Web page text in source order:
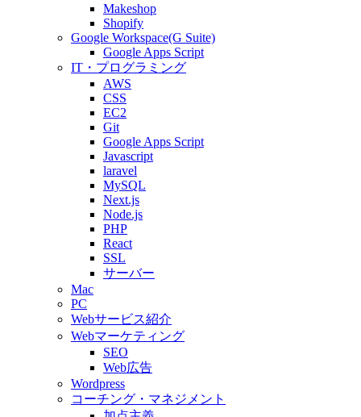
Makeshop
Shopify
Google Workspace(G Suite)
Google Apps Script
IT・プログラミング
AWS
CSS
EC2
Git
Google Apps Script
Javascript
laravel
MySQL
Next.js
Node.js
PHP
React
SSL
サーバー
Mac
PC
Webサービス紹介
Webマーケティング
SEO
Web広告
Wordpress
コーチング・マネジメント